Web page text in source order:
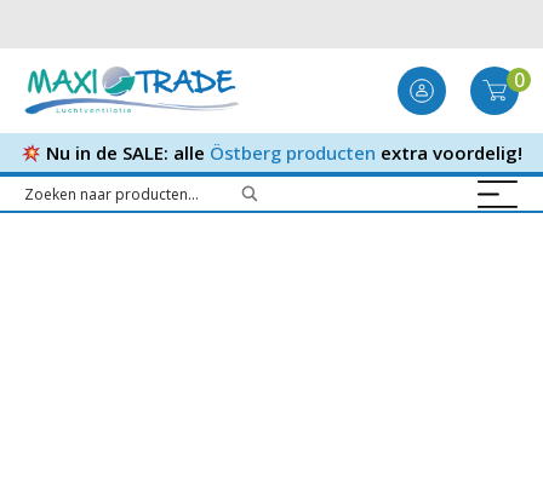
0
Nu in de SALE: alle Östberg producten extra voordelig!